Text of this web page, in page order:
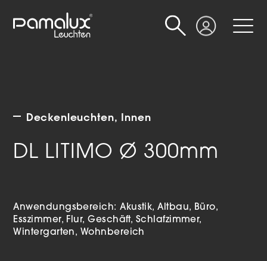
Login
Suche
Deckenleuchten Innen
DL LITIMO Ø 300mm
Anwendungsbereich:Akustik Altbau
Büro
Esszimmer
Flur Geschäft
Schlafzimmer
Wintergarten
Wohnbereich